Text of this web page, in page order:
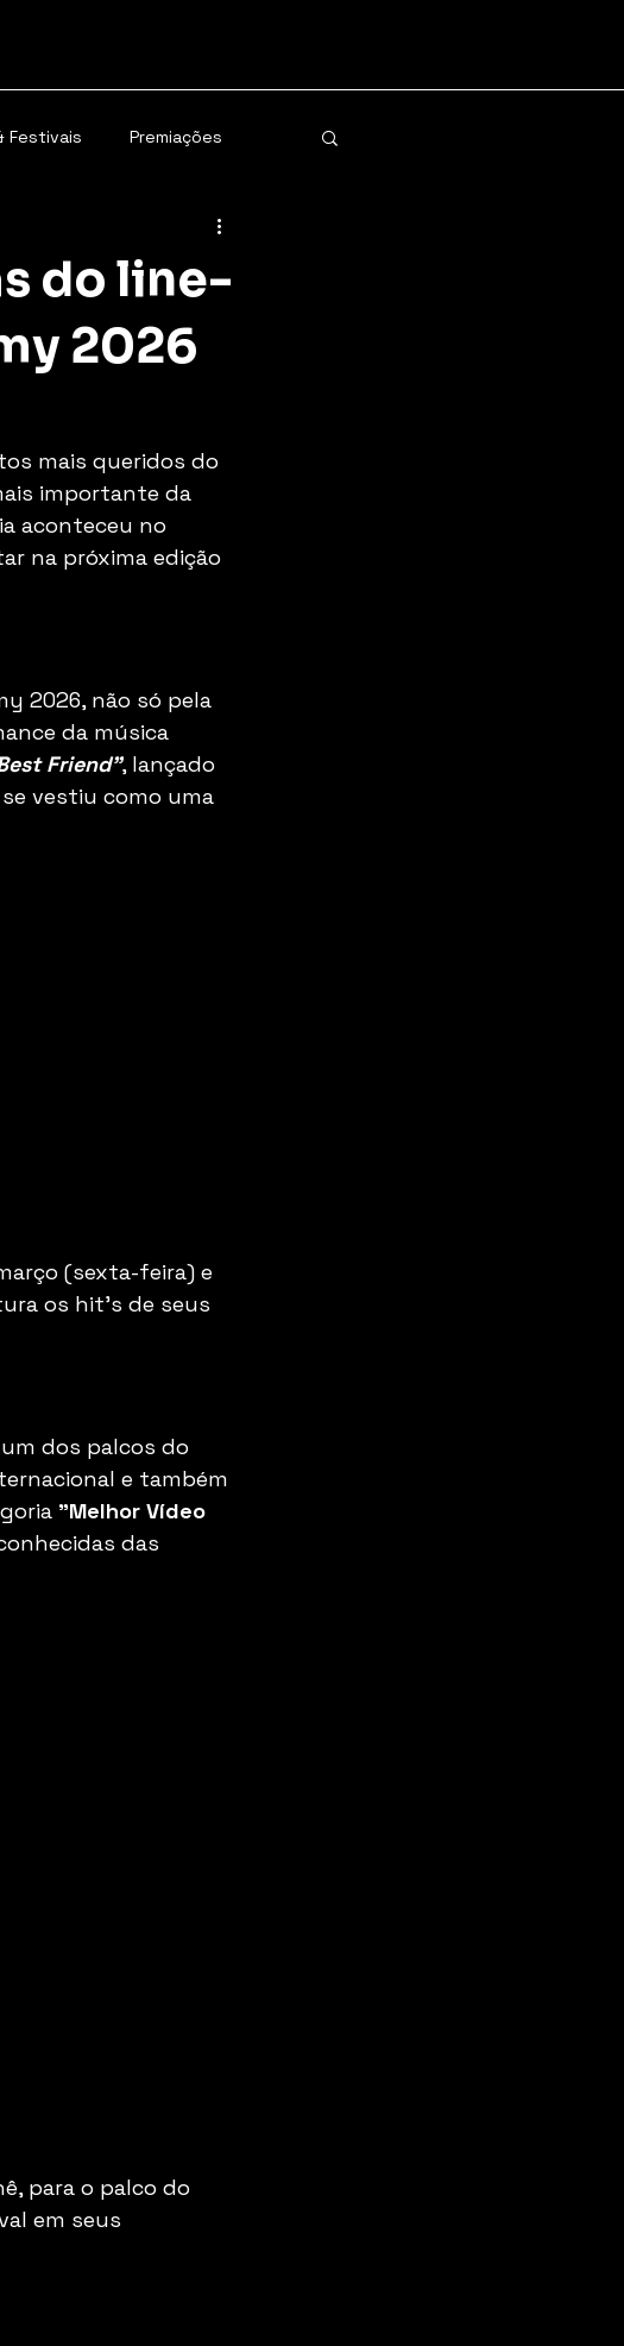
Festivais Premiações
do line-
2026
mais queridos do
importante da
aconteceu no
na próxima edição
2026, não só pela
da música
Friend", lançado
vestiu como uma
(sexta-feira) e
os hit's de seus
dos palcos do
e também
"Melhor Vídeo
das
para o palco do
em seus